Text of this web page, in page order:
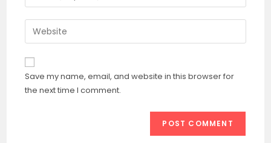
to
comment
your
email
address
comment
Enter
your
website
URL
(optional)
Save my name, email, and website in this browser for
the next time I comment.